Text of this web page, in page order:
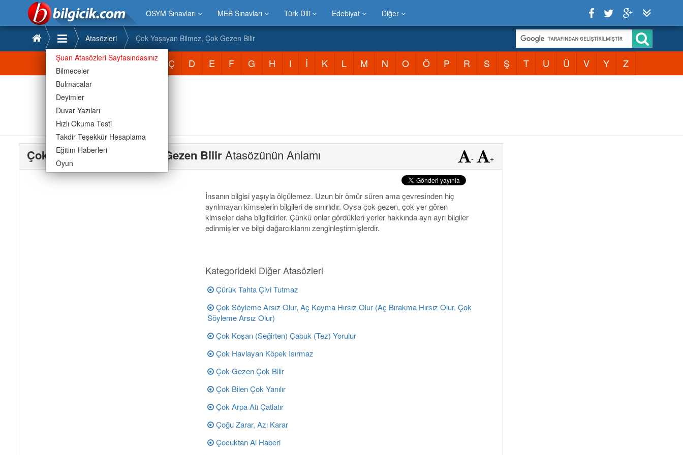
ÖSYM Sınavları MEB Sınavları Türk Dili Edebiyat Diğer
Şuan Atasözleri Sayfasındasınız
Bilmeceler
Bulmacalar
Deyimler
Duvar Yazıları
Hızlı Okuma Testi
Takdir Teşekkür Hesaplama
Eğitim Haberleri
Oyun
Atasözleri Çok Yaşayan Bilmez, Çok Gezen Bilir
Atasözleri A B C Ç D E F G H I İ K L M N O Ö P R S Ş T U Ü V Y Z
Çok Yaşayan Bilmez, Çok Gezen Bilir Atasözünün Anlamı - +
İnsanın bilgisi yaşıyla ölçülemez. Uzun bir ömür süren ama çevresinden hiç
ayrılmayan kimselerin bilgileri de sınırlıdır. Oysa çok gezen, çok yer gören
kimseler daha bilgilidirler. Çünkü onlar gördükleri yerler hakkında ayrı ayrı bilgiler
edinmişler ve bilgi dağarcıklarını zenginleştirmişlerdir.
Kategorideki Diğer Atasözleri
Çürük Tahta Çivi Tutmaz
Çok Söyleme Arsız Olur, Aç Koyma Hırsız Olur (Aç Bırakma Hırsız Olur, Çok
Söyleme Arsız Olur)
Çok Koşan (Seğirten) Çabuk (Tez) Yorulur
Çok Havlayan Köpek Isırmaz
Çok Gezen Çok Bilir
Çok Bilen Çok Yanılır
Çok Arpa Atı Çatlatır
Çoğu Zarar, Azı Karar
Çocuktan Al Haberi